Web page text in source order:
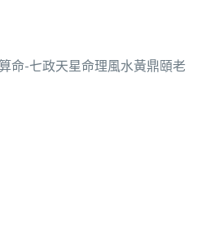
命-七政天星命理風水黃鼎頤老